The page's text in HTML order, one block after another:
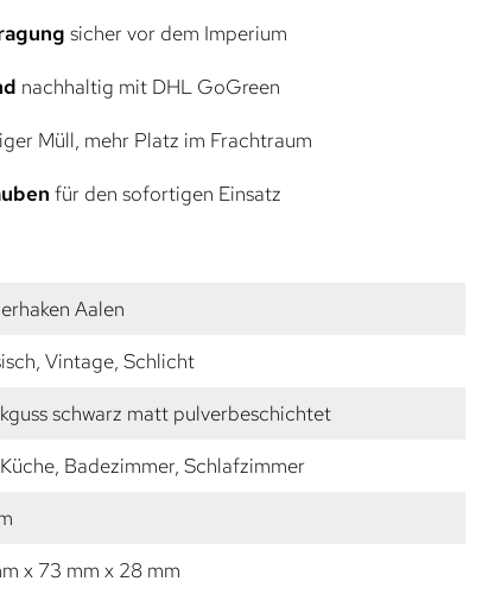
sicher vor dem Imperium
nachhaltig mit DHL GoGreen
Müll, mehr Platz im Frachtraum
für den sofortigen Einsatz
Aalen
Vintage, Schlicht
schwarz matt pulverbeschichtet
Badezimmer, Schlafzimmer
x 73 mm x 28 mm